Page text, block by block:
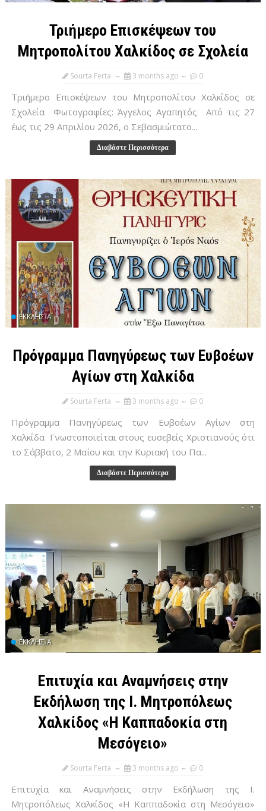
Τριήμερο Επισκέψεων του
Μητροπολίτου Χαλκίδος σε Σχολεία
Sourta Ferta 3 months ago 0
Τριήμερο Επισκέψεων του Μητροπολίτου Χαλκίδος σε
Σχολεία Φωτογραφίες: Άγγελος Αγαπητός Από τις 27
έως τις 29 Απριλίου 2026, ο Σεβασμιώτατο...
Διαβάστε Περισσότερα
ΕΚΚΛΗΣΊΑ
Πρόγραμμα Πανηγύρεως των Ευβοέων
Αγίων στη Χαλκίδα
Sourta Ferta 3 months ago 0
Πρόγραμμα Πανηγύρεως των Ευβοέων Αγίων στη
Χαλκίδα Γνωστοποιείται στους ευσεβείς Χριστιανούς ότι
το Σάββατο, 2 Μαΐου και την Κυριακή του Πα...
Διαβάστε Περισσότερα
ΕΚΚΛΗΣΊΑ
Επιτυχία και Αναμνήσεις στην
Εκδήλωση της Ι. Μητροπόλεως
Χαλκίδος «Η Καππαδοκία στη
Μεσόγειο»
Sourta Ferta 3 months ago 0
Επιτυχία και Αναμνήσεις στην Εκδήλωση της Ι.
Μητροπόλεως Χαλκίδος «Η Καππαδοκία στη Μεσόγειο»